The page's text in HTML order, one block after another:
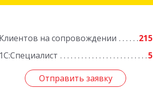
на сопровождении
215
5
Отправить заявку
Подробнее
Отправить заявку